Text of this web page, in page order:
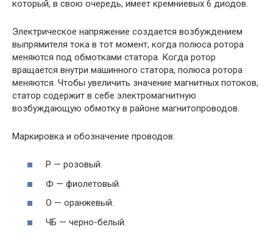
который, в свою очередь, имеет кремниевых 6 диодов.
Электрическое напряжение создается возбуждением
выпрямителя тока в тот момент, когда полюса ротора
меняются под обмотками статора. Когда ротор
вращается внутри машинного статора, полюса ротора
меняются. Чтобы увеличить значение магнитных потоков,
статор содержит в себе электромагнитную
возбуждающую обмотку в районе магнитопроводов.
Маркировка и обозначение проводов:
Р — розовый.
Ф — фиолетовый.
О — оранжевый.
ЧБ — черно-белый.